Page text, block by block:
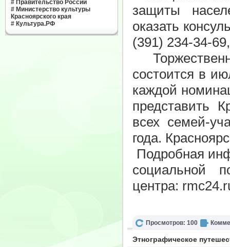
# Правительство России
# Министерство культуры
Красноярского края
# Культура.РФ
защиты
оказать
(391) 234-34-
состоится в
каждой
представить
всех семей-
года.
Подробная
социальной
центра:
Просмотров: 100
Этнографическое